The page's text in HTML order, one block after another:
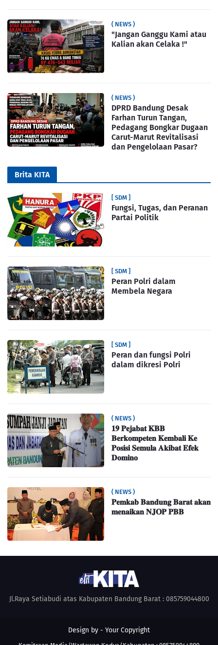
( NEWS )
"Jangan Ganggu Kami atau
Kalian akan Celaka !"
( NEWS )
DPRD Bandung Desak
Farhan Turun Tangan,
Pedagang Bongkar Dugaan
Carut-Marut Revitalisasi
dan Pengelolaan Pasar?
Brita KITA
[ SDM ]
Fungsi, Tugas, dan Peranan
Partai Politik
[ SDM ]
Peran Polri dalam
Membela Negara
[ SDM ]
Peran dan fungsi Polri
dalam dikresi Polri
( NEWS )
𝟏𝟗 𝐏𝐞𝐣𝐚𝐛𝐚𝐭 𝐊𝐁𝐁
𝐁𝐞𝐫𝐤𝐨𝐦𝐩𝐞𝐭𝐞𝐧 𝐊𝐞𝐦𝐛𝐚𝐥𝐢 𝐊𝐞
𝐏𝐨𝐬𝐢𝐬𝐢 𝐒𝐞𝐦𝐮𝐥𝐚 𝐀𝐤𝐢𝐛𝐚𝐭 𝐄𝐟𝐞𝐤
𝐃𝐨𝐦𝐢𝐧𝐨
( NEWS )
𝐏𝐞𝐦𝐤𝐚𝐛 𝐁𝐚𝐧𝐝𝐮𝐧𝐠 𝐁𝐚𝐫𝐚𝐭 𝐚𝐤𝐚𝐧
𝐦𝐞𝐧𝐚𝐢𝐤𝐚𝐧 𝐍𝐉𝐎𝐏 𝐏𝐁𝐁
Jl.Raya Setiabudi atas Kabupaten Bandung Barat : 085759044800
Design by - Your Copyright